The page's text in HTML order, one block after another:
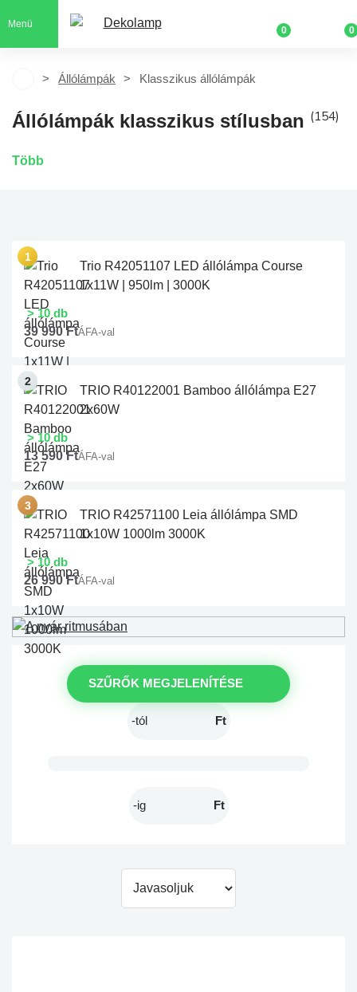
Menü
0 0
Állólámpák Klasszikus állólámpák
Állólámpák klasszikus stílusban (154)
Több
Trio R42051107 LED állólámpa Course
1x11W | 950lm | 3000K
> 10 db
39 990 FtÁFA-val
TRIO R40122001 Bamboo állólámpa E27
2x60W
> 10 db
13 590 FtÁFA-val
TRIO R42571100 Leia állólámpa SMD
1x10W 1000lm 3000K
> 10 db
26 990 FtÁFA-val
SZŰRŐK MEGJELENÍTÉSE
Ft
Ft